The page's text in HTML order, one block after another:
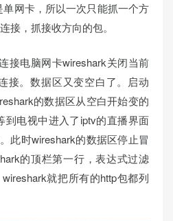
网卡，所以一次只能抓一个方
接，抓接收方向的包。
接电脑网卡wireshark关闭当前
接。数据区又变空白了。启动
的数据区从空白开始变的
到电视中进入了iptv的直播界面
此时wireshark的数据区停止冒
的顶栏第一行，表达式过滤
就把所有的http包都列